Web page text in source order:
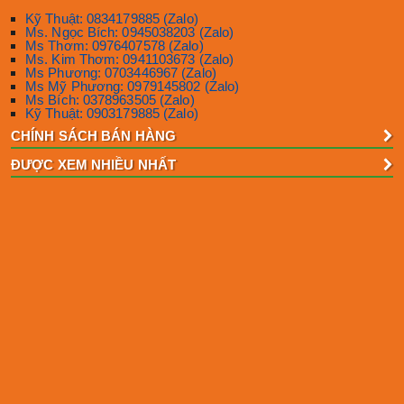
Kỹ Thuật: 0834179885 (Zalo)
Ms. Ngọc Bích: 0945038203 (Zalo)
Ms Thơm: 0976407578 (Zalo)
Ms. Kim Thơm: 0941103673 (Zalo)
Ms Phương: 0703446967 (Zalo)
Ms Mỹ Phương: 0979145802 (Zalo)
Ms Bích: 0378963505 (Zalo)
Kỹ Thuật: 0903179885 (Zalo)
CHÍNH SÁCH BÁN HÀNG
ĐƯỢC XEM NHIỀU NHẤT